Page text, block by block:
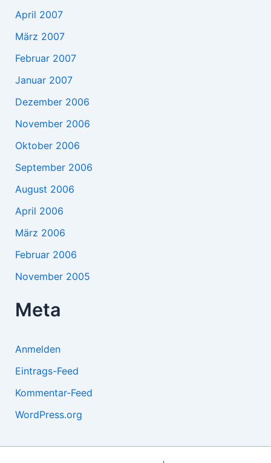
April 2007
März 2007
Februar 2007
Januar 2007
Dezember 2006
November 2006
Oktober 2006
September 2006
August 2006
April 2006
März 2006
Februar 2006
November 2005
Meta
Anmelden
Eintrags-Feed
Kommentar-Feed
WordPress.org